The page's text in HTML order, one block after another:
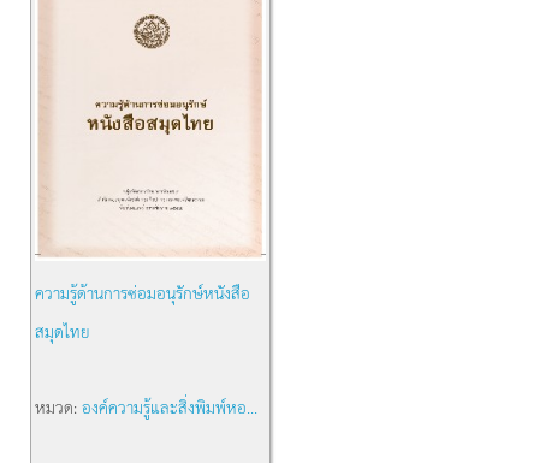
ความรู้ด้านการซ่อมอนุรักษ์หนังสือ
สมุดไทย
หมวด:องค์ความรู้และสิ่งพิมพ์หอ...